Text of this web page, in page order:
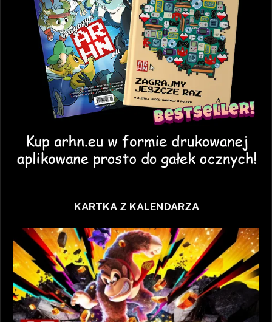
KARTKA Z KALENDARZA